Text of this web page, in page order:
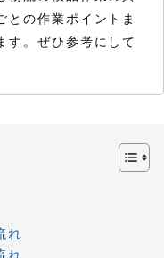
との作業ポイントま
す。ぜひ参考にして
れ